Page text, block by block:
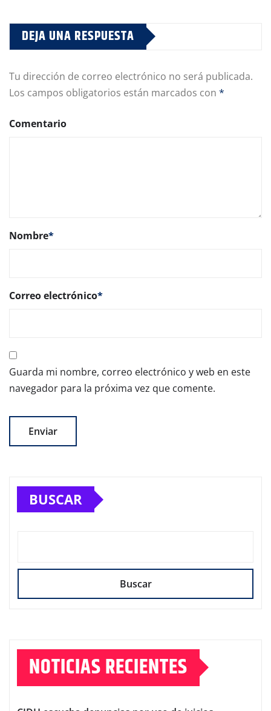
DEJA UNA RESPUESTA
Tu dirección de correo electrónico no será publicada.
Los campos obligatorios están marcados con *
Comentario
Nombre*
Correo electrónico*
Guarda mi nombre, correo electrónico y web en este
navegador para la próxima vez que comente.
BUSCAR
Buscar
NOTICIAS RECIENTES